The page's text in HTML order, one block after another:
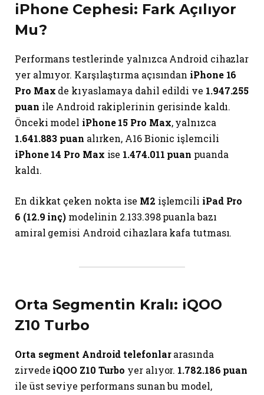
iPhone Cephesi: Fark Açılıyor
Mu?
Performans testlerinde yalnızca Android cihazlar
yer almıyor. Karşılaştırma açısından iPhone 16
Pro Max de kıyaslamaya dahil edildi ve 1.947.255
puan ile Android rakiplerinin gerisinde kaldı.
Önceki model iPhone 15 Pro Max, yalnızca
1.641.883 puan alırken, A16 Bionic işlemcili
iPhone 14 Pro Max ise 1.474.011 puan puanda
kaldı.
En dikkat çeken nokta ise M2 işlemcili iPad Pro
6 (12.9 inç) modelinin 2.133.398 puanla bazı
amiral gemisi Android cihazlara kafa tutması.
Orta Segmentin Kralı: iQOO
Z10 Turbo
Orta segment Android telefonlararasında
zirvede iQOO Z10 Turbo yer alıyor. 1.782.186 puan
ile üst seviye performans sunan bu model,